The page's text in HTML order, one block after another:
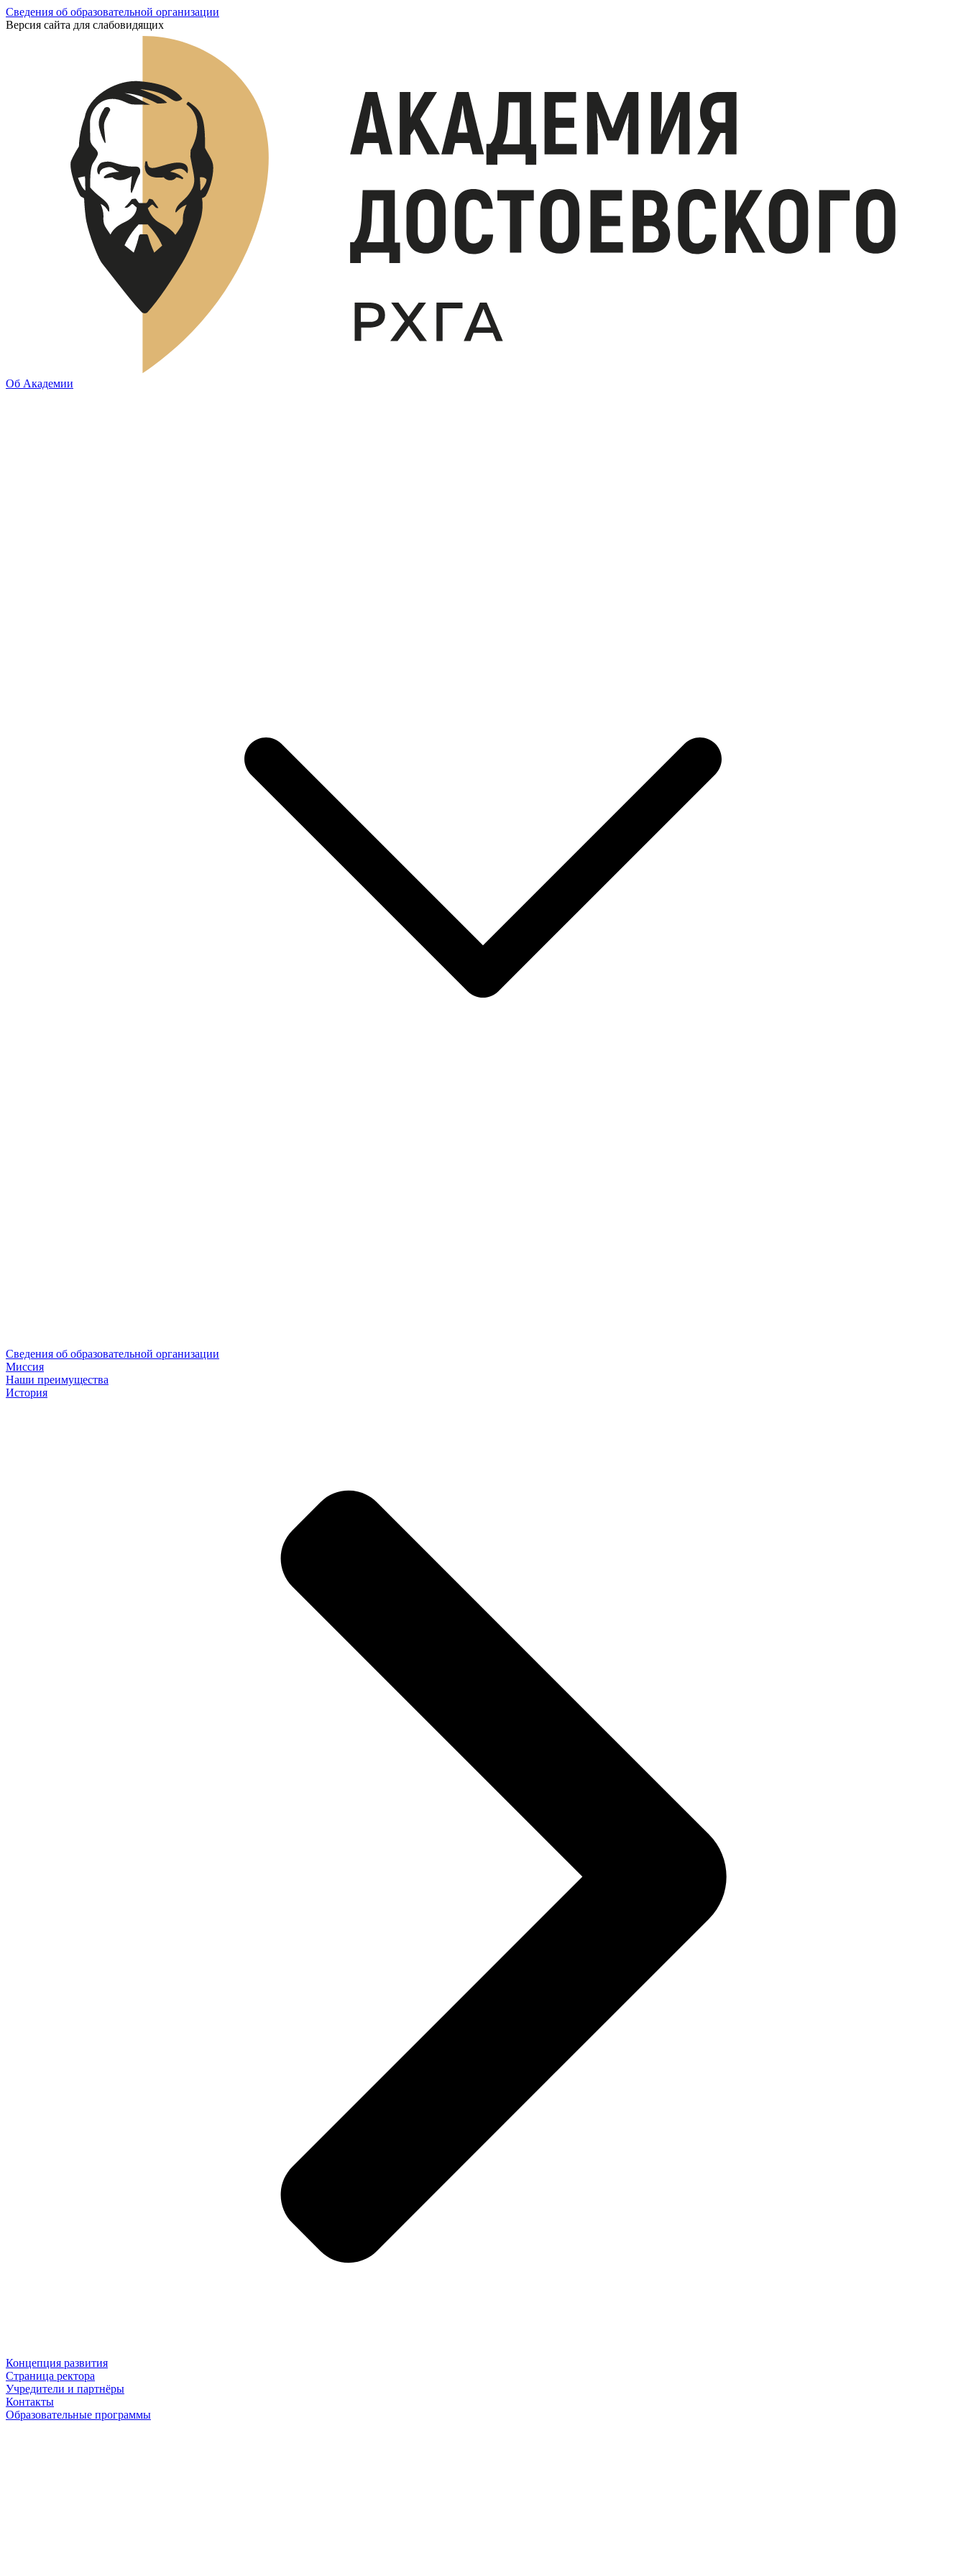
Сведения об образовательной организации
Версия сайта для слабовидящих
Об Академии
Сведения об образовательной организации
Миссия
Наши преимущества
История
Концепция развития
Страница ректора
Учредители и партнёры
Контакты
Образовательные программы